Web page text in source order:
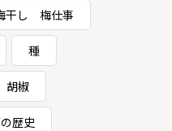
干し 梅仕事
種
胡椒
歴史